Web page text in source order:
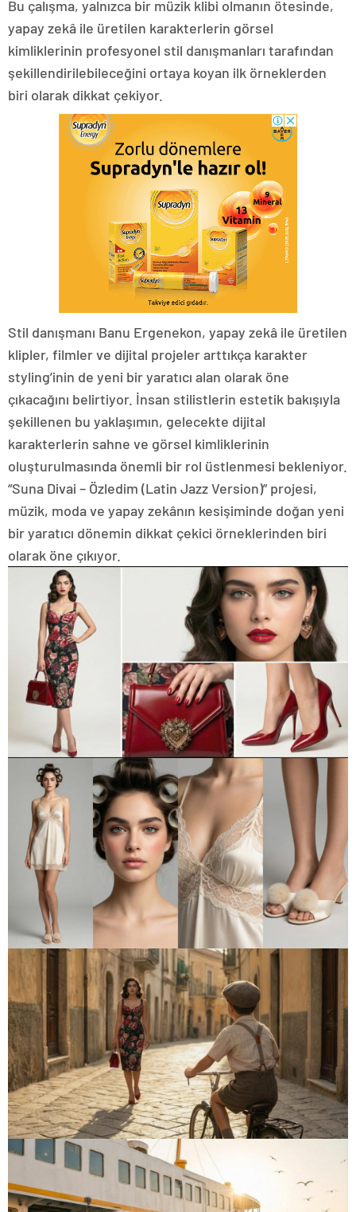
Bu çalışma, yalnızca bir müzik klibi olmanın ötesinde,
yapay zekâ ile üretilen karakterlerin görsel
kimliklerinin profesyonel stil danışmanları tarafından
şekillendirilebileceğini ortaya koyan ilk örneklerden
biri olarak dikkat çekiyor.
Stil danışmanı Banu Ergenekon, yapay zekâ ile üretilen
klipler, filmler ve dijital projeler arttıkça karakter
styling’inin de yeni bir yaratıcı alan olarak öne
çıkacağını belirtiyor. İnsan stilistlerin estetik bakışıyla
şekillenen bu yaklaşımın, gelecekte dijital
karakterlerin sahne ve görsel kimliklerinin
oluşturulmasında önemli bir rol üstlenmesi bekleniyor.
“Suna Divai – Özledim (Latin Jazz Version)” projesi,
müzik, moda ve yapay zekânın kesişiminde doğan yeni
bir yaratıcı dönemin dikkat çekici örneklerinden biri
olarak öne çıkıyor.